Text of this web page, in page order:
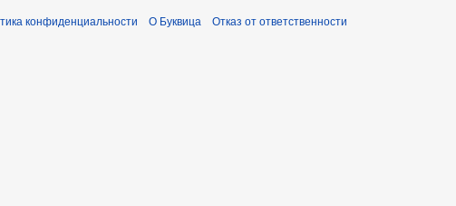
конфиденциальности О Буквица Отказ от ответственности